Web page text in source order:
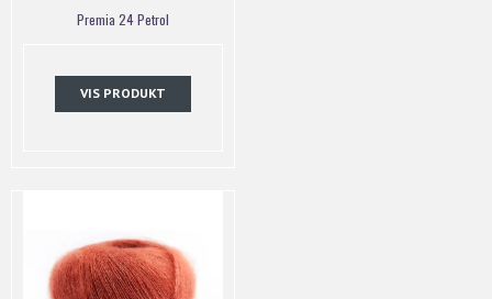
Premia 24 Petrol
VIS PRODUKT